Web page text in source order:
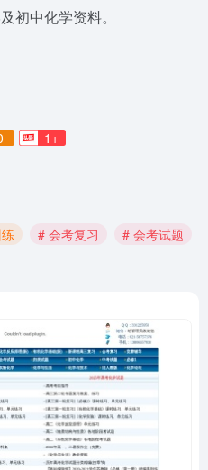
初中化学资料。
1+
# 会考复习
# 会考试题